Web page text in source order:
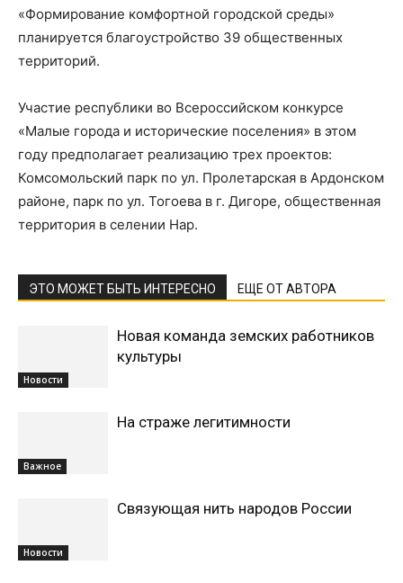
«Формирование комфортной городской среды»
планируется благоустройство 39 общественных
территорий.
Участие республики во Всероссийском конкурсе
«Малые города и исторические поселения» в этом
году предполагает реализацию трех проектов:
Комсомольский парк по ул. Пролетарская в Ардонском
районе, парк по ул. Тогоева в г. Дигоре, общественная
территория в селении Нар.
ЭТО МОЖЕТ БЫТЬ ИНТЕРЕСНО ЕЩЕ ОТ АВТОРА
Новости
Новая команда земских работников
культуры
Важное
На страже легитимности
Новости
Связующая нить народов России